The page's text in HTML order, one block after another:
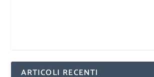
ARTICOLI RECENTI